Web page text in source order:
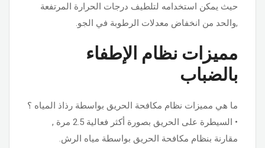
حيث يمكن استخدامه لتلطيف درجات الحرارة المرتفعة
,والحد من انخفاض معدلات الرطوبة في الجو.
مميزات نظام الإطفاء
بالضباب
ما هي مميزات نظام مكافحة الحريق بواسطة رذاذ المياه ؟
• السيطرة على الحريق بصورة أكثر فعالية 2.5 مرة ,
مقارنة بنظام مكافحة الحريق بواسطة مياه الرش.